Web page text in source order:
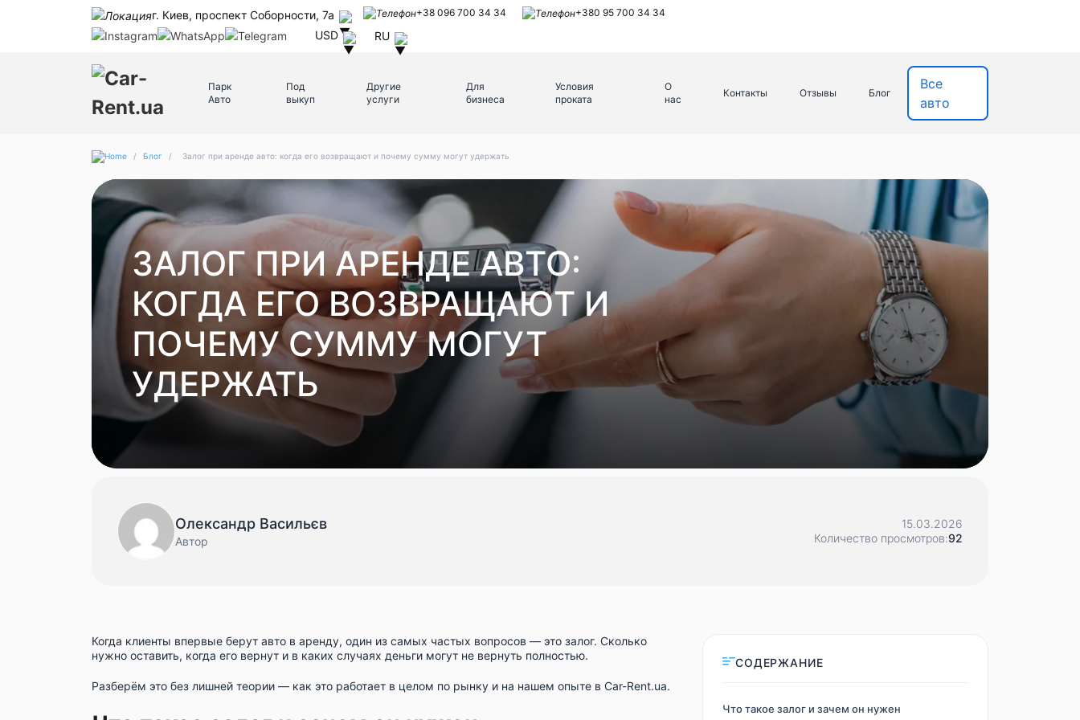
г. Киев, проспект Соборности, 7а +38 096 700 34 34 +380 95 700 34 34
USD RU
Парк
Авто
Под
выкуп
Другие
услуги
Для
бизнеса
Условия
проката
О
нас
Контакты Отзывы Блог
Все
авто
/ Блог / Залог при аренде авто: когда его возвращают и почему сумму могут удержать
ЗАЛОГ ПРИ АРЕНДЕ АВТО:
КОГДА ЕГО ВОЗВРАЩАЮТ И
ПОЧЕМУ СУММУ МОГУТ
УДЕРЖАТЬ
Олександр Васильєв
Автор
15.03.2026
Количество просмотров:92
СОДЕРЖАНИЕ
Что такое залог и зачем он нужен
Когда клиенты впервые берут авто в аренду, один из самых частых вопросов — это залог. Сколько
нужно оставить, когда его вернут и в каких случаях деньги могут не вернуть полностью.
Разберём это без лишней теории — как это работает в целом по рынку и на нашем опыте в Car-Rent.ua.